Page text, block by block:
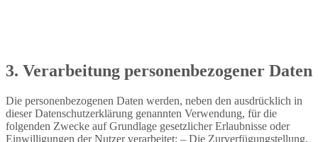
3. Verarbeitung personenbezogener Daten
Die personenbezogenen Daten werden, neben den ausdrücklich in
dieser Datenschutzerklärung genannten Verwendung, für die
folgenden Zwecke auf Grundlage gesetzlicher Erlaubnisse oder
Einwilligungen der Nutzer verarbeitet: – Die Zurverfügungstellung,